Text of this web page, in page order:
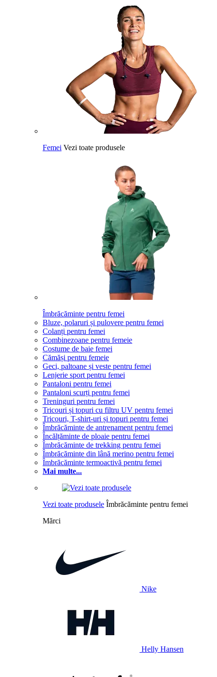
Femei Vezi toate produsele
Îmbrăcăminte pentru femei
Bluze, polaruri și pulovere pentru femei
Colanți pentru femei
Combinezoane pentru femeie
Costume de baie femei
Cămăși pentru femeie
Geci, paltoane și veste pentru femei
Lenjerie sport pentru femei
Pantaloni pentru femei
Pantaloni scurți pentru femei
Treninguri pentru femei
Tricouri și topuri cu filtru UV pentru femei
Tricouri, T-shirt-uri și topuri pentru femei
Îmbrăcăminte de antrenament pentru femei
Încălțăminte de ploaie pentru femei
Îmbrăcăminte de trekking pentru femei
Îmbrăcăminte din lână merino pentru femei
Îmbrăcăminte termoactivă pentru femei
Mai multe...
Vezi toate produsele Îmbrăcăminte pentru femei
Mărci
Nike
Helly Hansen